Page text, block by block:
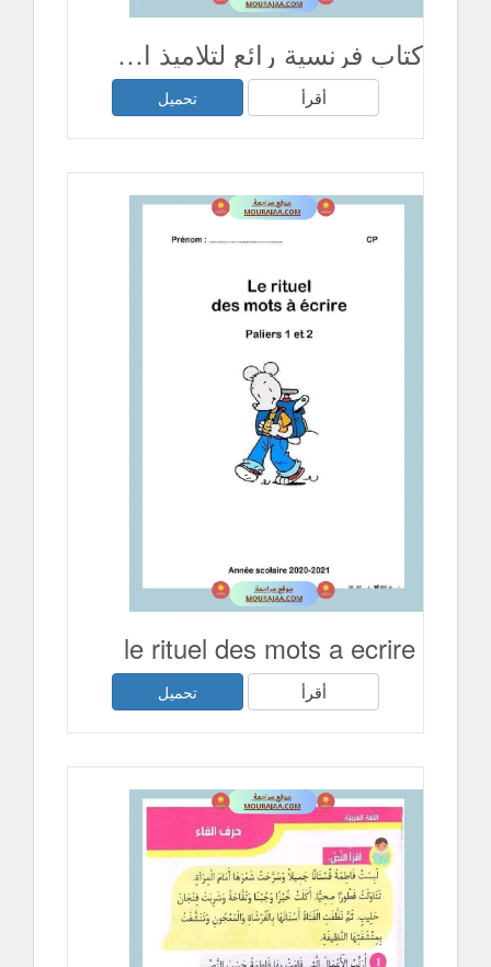
كتاب فرنسية رائع لتلاميذ السنة الثالثة
أقرأ تحميل
le rituel des mots a ecrire
أقرأ تحميل